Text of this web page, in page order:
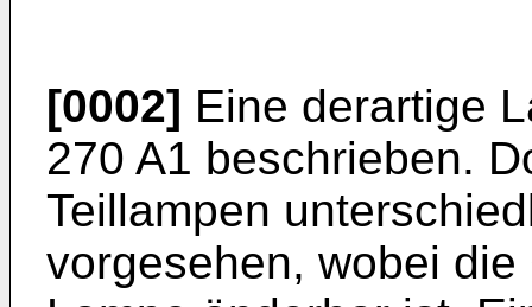
[0002] Eine derartige
270 A1 beschrieben.
Teillampen
vorgesehen, wobei